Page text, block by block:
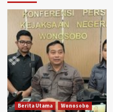
Berita Utama Wonosobo